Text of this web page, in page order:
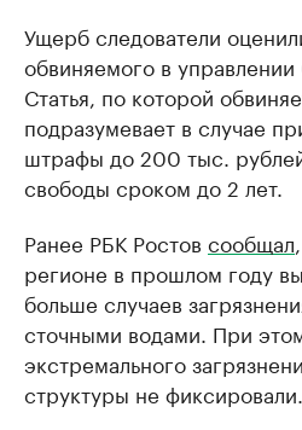
Ущерб следователи
обвиняемого в управлении
Статья, по которой
подразумевает в случае
штрафы до 200 тыс.
свободы сроком до 2 лет.
Ранее РБК Ростов сообщал
регионе в прошлом году
больше случаев
сточными водами. При
экстремального
структуры не фиксировали.